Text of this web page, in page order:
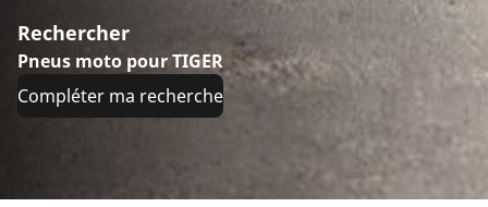
Rechercher
Pneus moto pour TIGER
Compléter ma recherche